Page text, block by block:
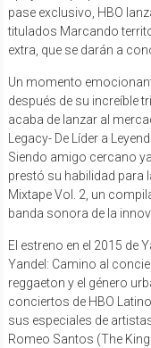
pase exclusivo, HBO
titulados Marcando
extra, que se darán a
Un momento
después de su increíble
acaba de lanzar al
Legacy- De Líder a
Siendo amigo cercano
prestó su habilidad para
Mixtape Vol. 2, un
banda sonora de la
El estreno en el 2015 de
Yandel: Camino al
reggaeton y el género
conciertos de HBO
sus especiales de
Romeo Santos (The